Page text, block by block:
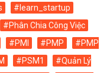
#learn_startup
#Phân Chia Công Việc
#PMI #PMP
#PMP
#PSM1
#Quản Lý